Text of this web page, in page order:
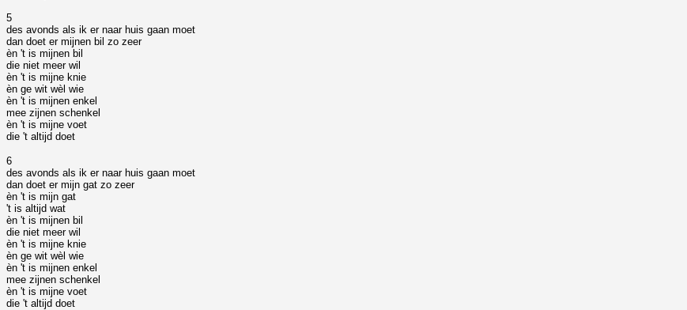
5
des avonds als ik er naar huis gaan moet
dan doet er mijnen bil zo zeer
èn 't is mijnen bil
die niet meer wil
èn 't is mijne knie
èn ge wit wèl wie
èn 't is mijnen enkel
mee zijnen schenkel
èn 't is mijne voet
die 't altijd doet
6
des avonds als ik er naar huis gaan moet
dan doet er mijn gat zo zeer
èn 't is mijn gat
't is altijd wat
èn 't is mijnen bil
die niet meer wil
èn 't is mijne knie
èn ge wit wèl wie
èn 't is mijnen enkel
mee zijnen schenkel
èn 't is mijne voet
die 't altijd doet